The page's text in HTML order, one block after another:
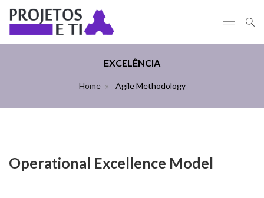
EXCELÊNCIA
Home Agile Methodology
Operational Excellence Model